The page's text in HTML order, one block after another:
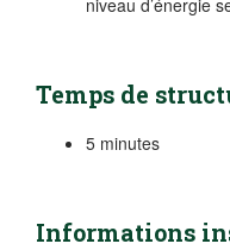
Temps de
5 minutes
Informations